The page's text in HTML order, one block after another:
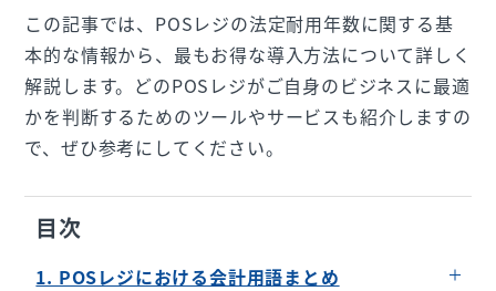
この記事では、POSレジの法定耐用年数に関する基
本的な情報から、最もお得な導入方法について詳しく
解説します。どのPOSレジがご自身のビジネスに最適
かを判断するためのツールやサービスも紹介しますの
で、ぜひ参考にしてください。
目次
1. POSレジにおける会計用語まとめ